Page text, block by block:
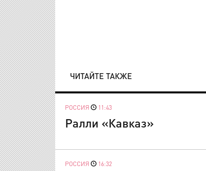
ЧИТАЙТЕ ТАКЖЕ
РОССИЯ 11:43
Ралли «Кавказ»
РОССИЯ 16:32